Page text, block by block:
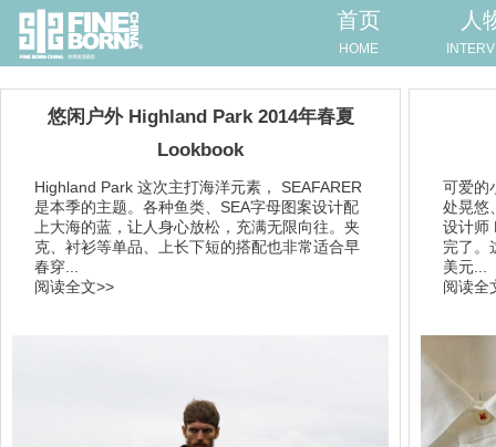
首页
HOME
人
悠闲户外 Highland Park 2014年春夏
Lookbook
Highland Park 这次主打海洋元素， SEAFARER
是本季的主题。各种鱼类、SEA字母图案设计配
上大海的蓝，让人身心放松，充满无限向往。夹
克、衬衫等单品、上长下短的搭配也非常适合早
春穿...
阅读全文>>
可爱的
处晃悠
设计师
完了。
美元...
阅读全